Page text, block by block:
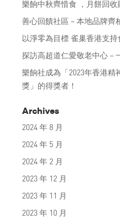
樂餉中秋齊惜食 ，月餅回收
善心回饋社區 – 本地品牌齊
以淨零為目標 雀巢香港支
探訪高超道仁愛敬老中心 –
樂餉社成為「2023年香港
獎」的得獎者！
Archives
2024 年 8 月
2024 年 5 月
2024 年 2 月
2023 年 12 月
2023 年 11 月
2023 年 10 月